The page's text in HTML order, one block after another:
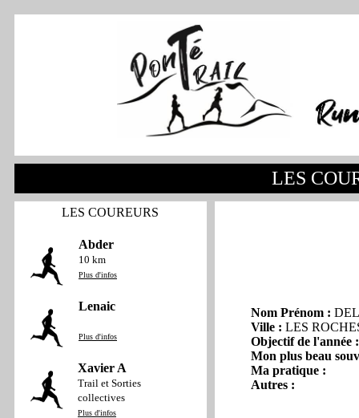
LES
LES COUREURS
Abder
10 km
Plus d'infos
Lenaic
Plus d'infos
Xavier A
Trail et Sorties
collectives
Plus d'infos
Nom Prénom :
Ville : LES
Objectif de l'année :
Mon plus beau
Ma pratique :
Autres :